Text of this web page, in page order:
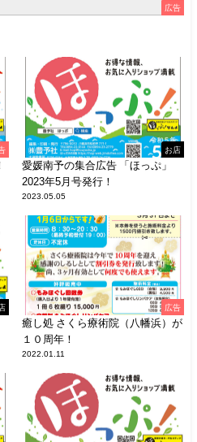
広告
お店
愛媛南予の集合広告 「ほっぷ」
2023年5月号発行！
2023.05.05
広告
癒し処 さくら療術院（八幡浜）が
１０周年！
2022.01.11